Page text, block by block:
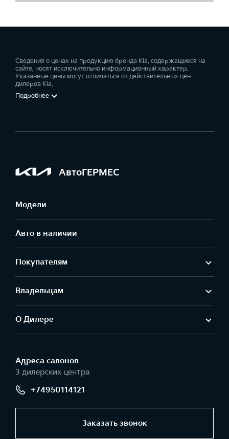
Сведения о ценах на продукцию бренда Kia, содержащиеся на
сайте, носят исключительно информационный характер.
Указанные цены могут отличаться от действительных цен
дилеров Kia.
Подробнее
АвтоГЕРМЕС
Модели
Авто в наличии
Покупателям
Владельцам
О Дилере
Адреса салонов
3 дилерских центра
+74950114121
Заказать звонок